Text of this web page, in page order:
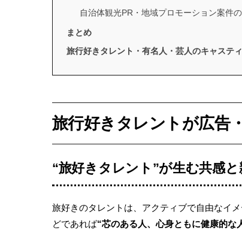
自治体観光PR・地域プロモーション案件
まとめ
旅行好きタレント・有名人・芸人のキャステ
旅行好きタレントが広告
“旅好きタレント”が生む共感と
旅好きのタレントは、アクティブで自由なイ
どであれば“芯のある人、心身ともに健康的な